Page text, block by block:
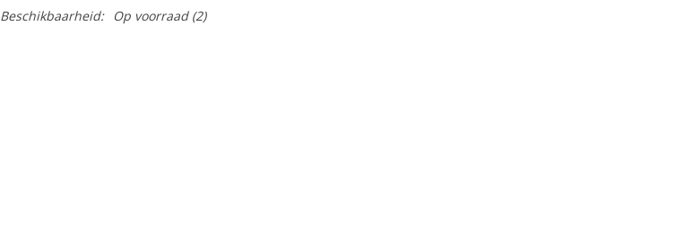
Beschikbaarheid: Op voorraad(2)